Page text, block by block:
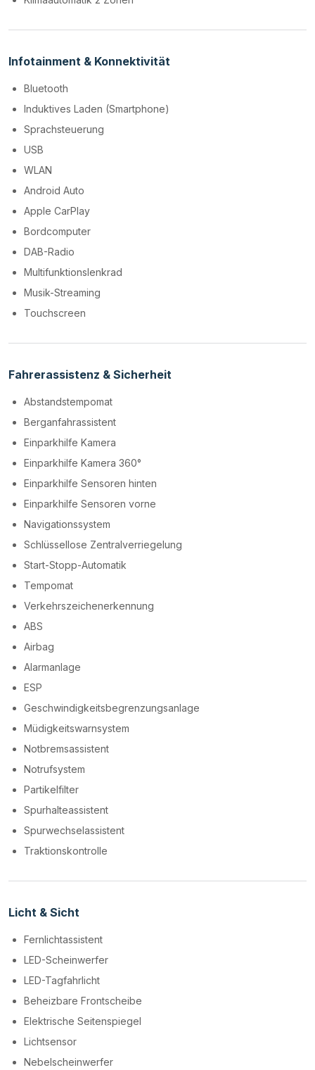
Infotainment & Konnektivität
Bluetooth
Induktives Laden (Smartphone)
Sprachsteuerung
USB
WLAN
Android Auto
Apple CarPlay
Bordcomputer
DAB-Radio
Multifunktionslenkrad
Musik-Streaming
Touchscreen
Fahrerassistenz & Sicherheit
Abstandstempomat
Berganfahrassistent
Einparkhilfe Kamera
Einparkhilfe Kamera 360°
Einparkhilfe Sensoren hinten
Einparkhilfe Sensoren vorne
Navigationssystem
Schlüssellose Zentralverriegelung
Start-Stopp-Automatik
Tempomat
Verkehrszeichenerkennung
ABS
Airbag
Alarmanlage
ESP
Geschwindigkeitsbegrenzungsanlage
Müdigkeitswarnsystem
Notbremsassistent
Notrufsystem
Partikelfilter
Spurhalteassistent
Spurwechselassistent
Traktionskontrolle
Licht & Sicht
Fernlichtassistent
LED-Scheinwerfer
LED-Tagfahrlicht
Beheizbare Frontscheibe
Elektrische Seitenspiegel
Lichtsensor
Nebelscheinwerfer